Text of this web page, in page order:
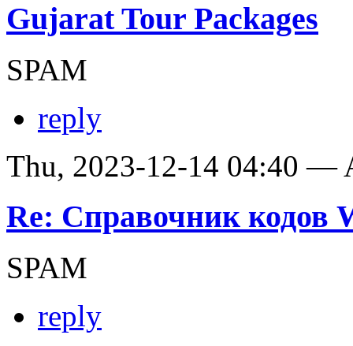
Gujarat Tour Packages
SPAM
reply
Thu, 2023-12-14 04:40 —
Re: Справочник кодов
SPAM
reply